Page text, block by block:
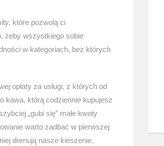
które pozwolą ci
żeby wszystkiego sobie
w kategoriach, bez których
opłaty za usługi, z których od
kawa, którą codziennie kupujesz
„gubi się” małe kwoty
warto zadbać w pierwszej
drenują nasze kieszenie.